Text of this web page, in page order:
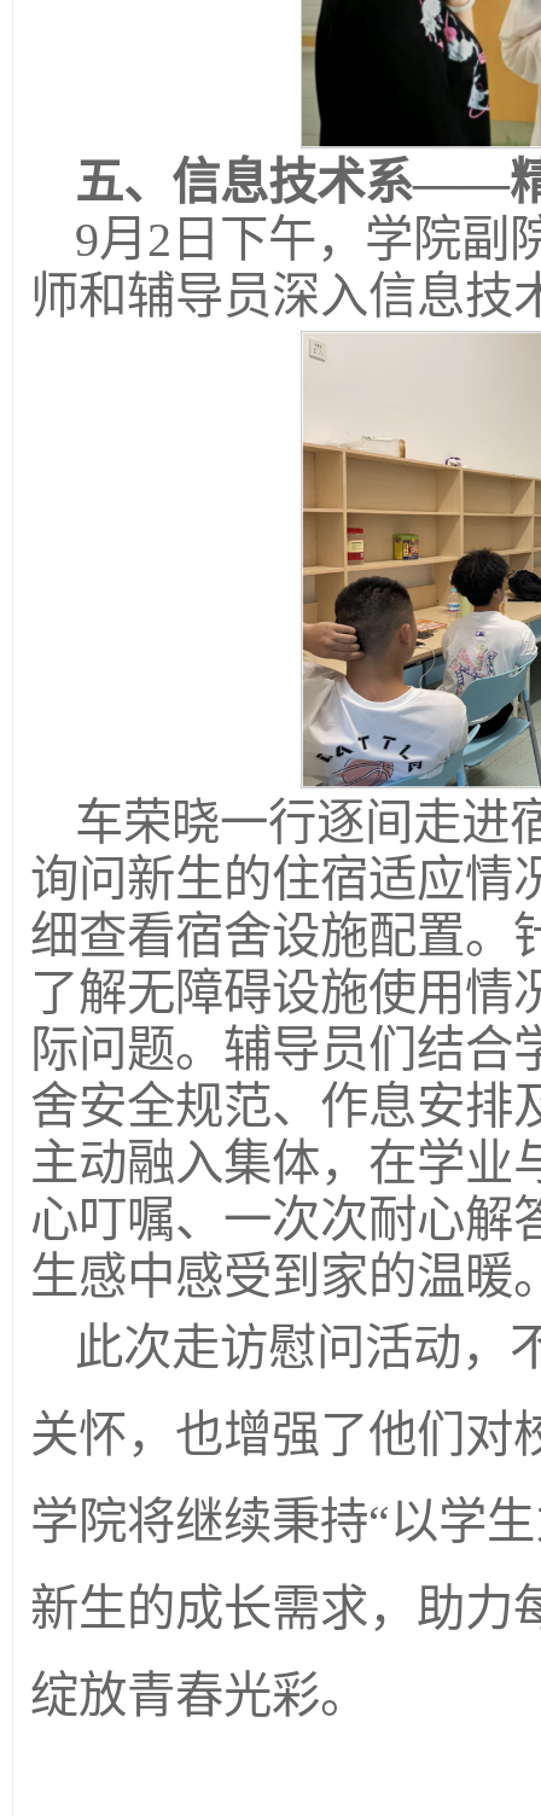
五、 信息技术系——
9月2日下午，学院副
师和辅导员深入信息技
车荣晓一行逐间走进
询问新生的住宿适应情
细查看宿舍设施配置。
了解无障碍设施使用情
际问题。辅导员们结合
舍安全规范、作息安排
主动融入集体，在学业
心叮嘱、一次次耐心解
生感中感受到家的温暖
此次走访慰问活动，
关怀，也增强了他们对
学院将继续秉持“以学
新生的成长需求，助力
绽放青春光彩。